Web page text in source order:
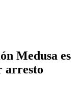
Medusa es
arresto